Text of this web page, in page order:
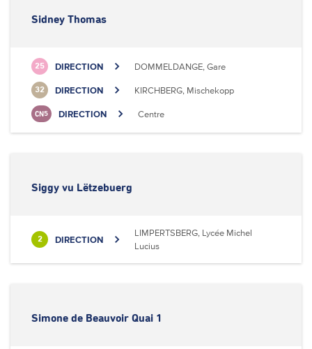
Sidney Thomas
25 DIRECTION DOMMELDANGE, Gare
32 DIRECTION KIRCHBERG, Mischekopp
CN5 DIRECTION Centre
Siggy vu Lëtzebuerg
2 DIRECTION
LIMPERTSBERG, Lycée Michel
Lucius
Simone de Beauvoir Quai 1